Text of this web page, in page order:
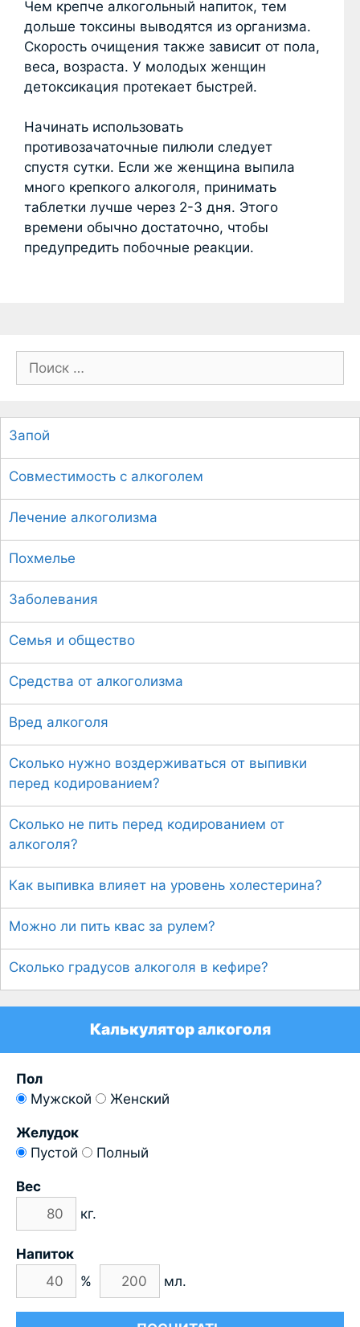
Чем крепче алкогольный напиток, тем
дольше токсины выводятся из организма.
Скорость очищения также зависит от пола,
веса, возраста. У молодых женщин
детоксикация протекает быстрей.
Начинать использовать
противозачаточные пилюли следует
спустя сутки. Если же женщина выпила
много крепкого алкоголя, принимать
таблетки лучше через 2-3 дня. Этого
времени обычно достаточно, чтобы
предупредить побочные реакции.
о
с
к
:
Запой
Совместимость с алкоголем
Лечение алкоголизма
Похмелье
Заболевания
Семья и общество
Средства от алкоголизма
Вред алкоголя
Сколько нужно воздерживаться от выпивки
перед кодированием?
Сколько не пить перед кодированием от
алкоголя?
Как выпивка влияет на уровень холестерина?
Можно ли пить квас за рулем?
Сколько градусов алкоголя в кефире?
Калькулятор алкоголя
Пол
Мужской
Женский
Желудок
Пустой
Полный
Вес
кг.
Напиток
%
мл.